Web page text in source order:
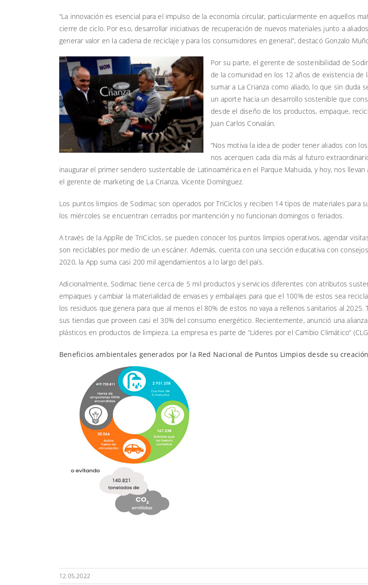
“La innovación es esencial para el impulso de la economía circular, particularmente en aquellos
cierre de ciclo. Por eso, desarrollar iniciativas de recuperación de nuevos materiales junto a
generar valor en la cadena de reciclaje y para los consumidores en general”, destacó Gonzalo
Por su parte, el gerente de sostenibilidad de
de la comunidad en los 12 años de existencia de
sumar a La Crianza como aliado, lo que sin duda
un aporte hacia un desarrollo sostenible que
desde el diseño de los productos, empaque,
Juan Carlos Corvalán.
“Nos motiva la idea de poder tener aliados con
nos acerquen cada día más al futuro
inaugurar el primer sendero sustentable de Latinoamérica en el Parque Mahuida, y hoy, nos
el gerente de marketing de La Crianza, Vicente Domínguez.
Los puntos limpios de Sodimac son operados por TriCiclos y reciben 14 tipos de materiales para
los miércoles se encuentran cerrados por mantención y no funcionan domingos o feriados.
A través de la AppRe de TriCiclos, se pueden conocer los puntos limpios operativos, agendar
son reciclables por medio de un escáner. Además, cuenta con una sección educativa con
2020, la App suma casi 200 mil agendamientos a lo largo del país.
Adicionalmente, Sodimac tiene cerca de 5 mil productos y servicios diferentes con atributos
empaques y cambiar la materialidad de envases y embalajes para que el 100% de estos sea
los residuos que genera para que al menos el 80% de estos no vaya a rellenos sanitarios al
sus tiendas que proveen casi el 30% del consumo energético. Recientemente, anunció una
plásticos en productos de limpieza. La empresa es parte de “Líderes por el Cambio Climático”
Beneficios ambientales generados por la Red Nacional de Puntos Limpios desde su
12.05.2022